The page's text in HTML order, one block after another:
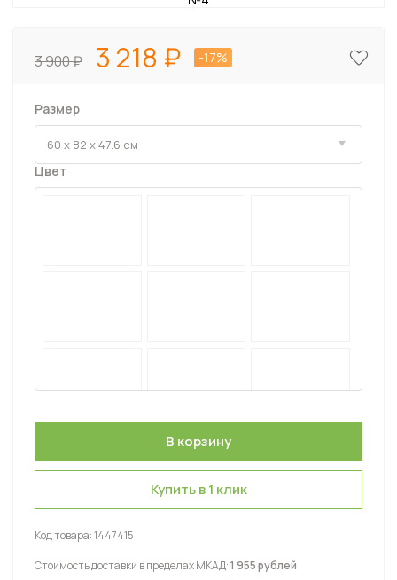
3 900 3 218 -17%
Размер
Цвет
Купить в 1 клик
Код товара:1447415
Стоимость доставки в пределах МКАД:1 955 рублей